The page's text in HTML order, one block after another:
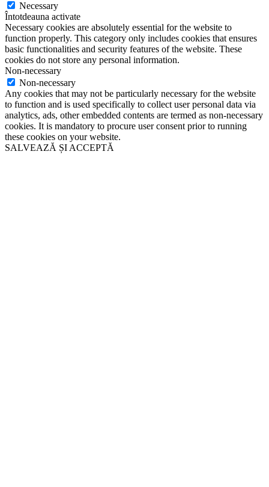
Necessary
Întotdeauna activate
Necessary cookies are absolutely essential for the website to
function properly. This category only includes cookies that ensures
basic functionalities and security features of the website. These
cookies do not store any personal information.
Non-necessary
Non-necessary
Any cookies that may not be particularly necessary for the website
to function and is used specifically to collect user personal data via
analytics, ads, other embedded contents are termed as non-necessary
cookies. It is mandatory to procure user consent prior to running
these cookies on your website.
SALVEAZĂ ȘI ACCEPTĂ